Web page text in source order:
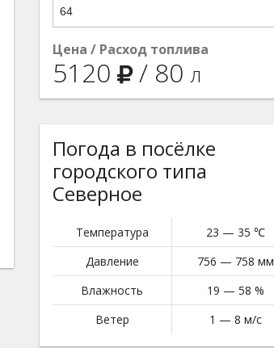
Цена / Расход топлива
5120 / 80 л
Погода в посёлке
городского типа
Северное
Температура
23 — 35 ℃
Давление
756 — 758 мм
Влажность
19 — 58 %
Ветер
1 — 8 м/с